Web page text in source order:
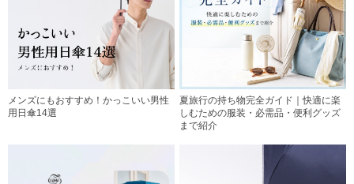
メンズにもおすすめ！かっこいい男性
用日傘14選
夏旅行の持ち物完全ガイド｜快適に楽
しむための服装・必需品・便利グッズ
まで紹介